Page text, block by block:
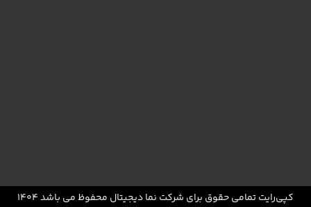
کپی‌رایت تمامی حقوق برای شرکت نما دیجیتال محفوظ می باشد 1404